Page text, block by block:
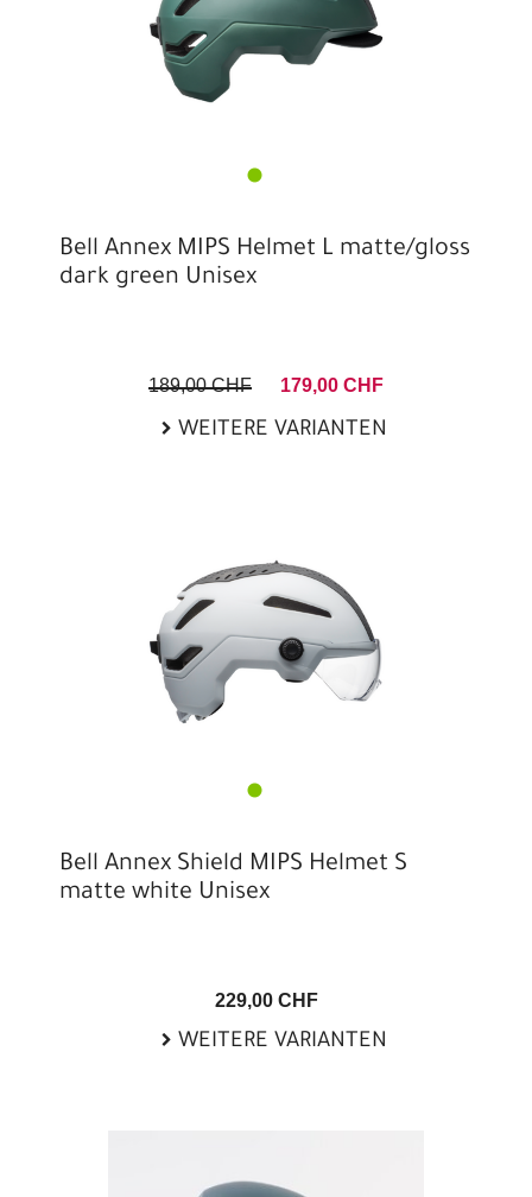
Bell Annex MIPS Helmet L matte/gloss
dark green Unisex
189,00 CHF 179,00 CHF
WEITERE VARIANTEN
Bell Annex Shield MIPS Helmet S
matte white Unisex
229,00 CHF
WEITERE VARIANTEN